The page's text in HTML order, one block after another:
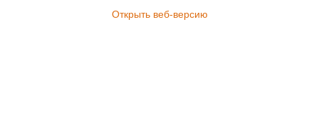
Открыть веб-версию